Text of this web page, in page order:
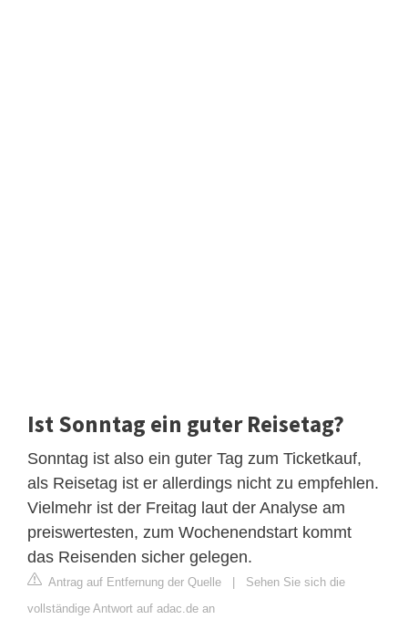
Ist Sonntag ein guter Reisetag?
Sonntag ist also ein guter Tag zum Ticketkauf,
als Reisetag ist er allerdings nicht zu empfehlen.
Vielmehr ist der Freitag laut der Analyse am
preiswertesten, zum Wochenendstart kommt
das Reisenden sicher gelegen.
Antrag auf Entfernung der Quelle | Sehen Sie sich die
vollständige Antwort auf adac.de an